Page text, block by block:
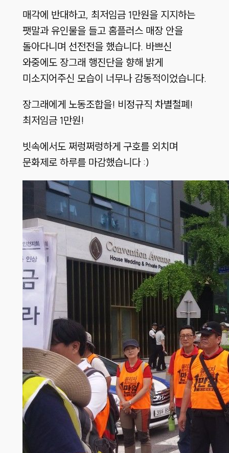
매각에 반대하고, 최저임금 1만원을 지지하는
팻말과 유인물을 들고 홈플러스 매장 안을
돌아다니며 선전전을 했습니다. 바쁘신
와중에도 장그래 행진단을 향해 밝게
미소지어주신 모습이 너무나 감동적이었습니다.
장그래에게 노동조합을! 비정규직 차별철폐!
최저임금 1만원!
빗속에서도 쩌렁쩌렁하게 구호를 외치며
문화제로 하루를 마감했습니다 :)